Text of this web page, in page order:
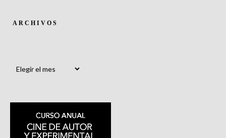
ARCHIVOS